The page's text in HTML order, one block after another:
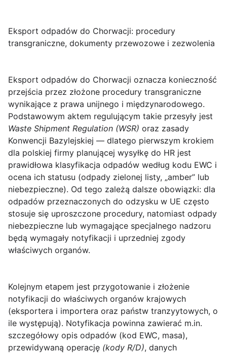
Eksport odpadów do Chorwacji: procedury
transgraniczne, dokumenty przewozowe i zezwolenia
Eksport odpadów do Chorwacji oznacza konieczność
przejścia przez złożone procedury transgraniczne
wynikające z prawa unijnego i międzynarodowego.
Podstawowym aktem regulującym takie przesyły jest
Waste Shipment Regulation (WSR) oraz zasady
Konwencji Bazylejskiej — dlatego pierwszym krokiem
dla polskiej firmy planującej wysyłkę do HR jest
prawidłowa klasyfikacja odpadów według kodu EWC i
ocena ich statusu (odpady zielonej listy, „amber” lub
niebezpieczne). Od tego zależą dalsze obowiązki: dla
odpadów przeznaczonych do odzysku w UE często
stosuje się uproszczone procedury, natomiast odpady
niebezpieczne lub wymagające specjalnego nadzoru
będą wymagały notyfikacji i uprzedniej zgody
właściwych organów.
Kolejnym etapem jest przygotowanie i złożenie
notyfikacji do właściwych organów krajowych
(eksportera i importera oraz państw tranzyytowych, o
ile występują). Notyfikacja powinna zawierać m.in.
szczegółowy opis odpadów (kod EWC, masa),
przewidywaną operację (kody R/D), danych